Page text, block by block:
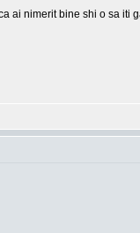
ai nimerit bine shi o sa iti